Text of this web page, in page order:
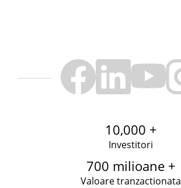
10,000 +
Investitori
700 milioane +
Valoare tranzactionata